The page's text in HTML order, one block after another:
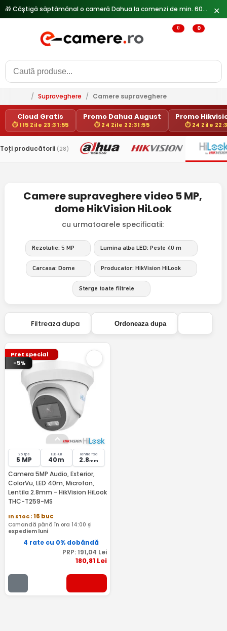
🎁 Câștigă săptămânal o cameră Dahua la comenzi de min. 600 lei — ✕
0 0
/ Supraveghere / Camere supraveghere
Cloud Gratis
⏱ 115 Zile 23:31:55
Promo Dahua August
⏱ 24 Zile 22:31:55
Promo
⏱ 24 Zile
Toți producătorii (28)
Camere supraveghere video 5 MP,
dome HikVision HiLook
cu urmatoarele specificatii:
Rezolutie: 5 MP Lumina alba LED: Peste 40 m
Carcasa: Dome Producator: HikVision HiLook
Sterge toate filtrele
Filtreaza dupa Ordoneaza dupa
Pret special
-5%
25 fps
5 MP
LED-uri
40m
lentila fixa
2.8mm
Camera 5MP Audio, Exterior,
ColorVu, LED 40m, Microfon,
Lentila 2.8mm - HikVision HiLook
THC-T259-MS
In stoc: 16 buc
Comandă până în ora 14:00 și
expediem luni
4 rate cu 0% dobândă
PRP: 191,04 Lei
180,81Lei